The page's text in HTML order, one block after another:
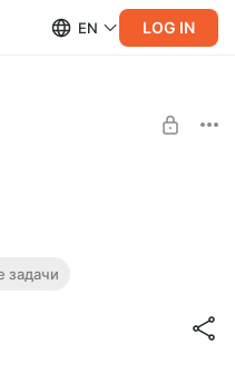
EN LOG IN
задачу.
курилка
задачи